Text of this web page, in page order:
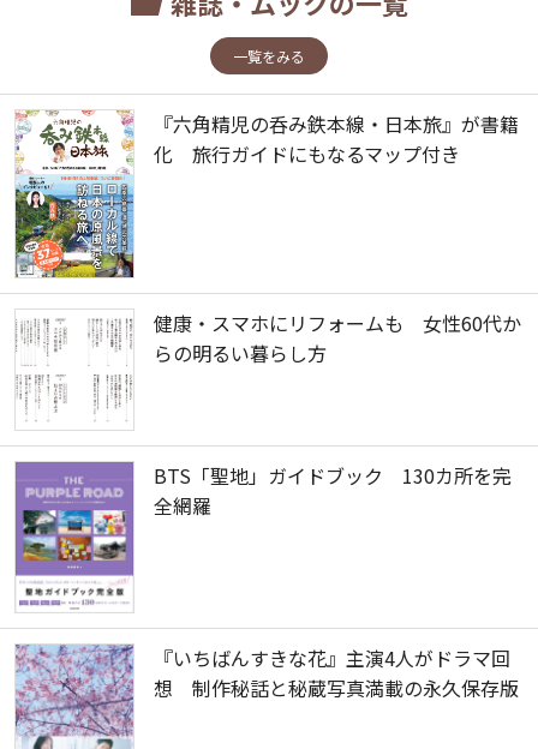
一覧をみる
『六角精児の呑み鉄本線・日本旅』が書籍
化 旅行ガイドにもなるマップ付き
健康・スマホにリフォームも 女性60代か
らの明るい暮らし方
BTS「聖地」ガイドブック 130カ所を完
全網羅
『いちばんすきな花』主演4人がドラマ回
想 制作秘話と秘蔵写真満載の永久保存版